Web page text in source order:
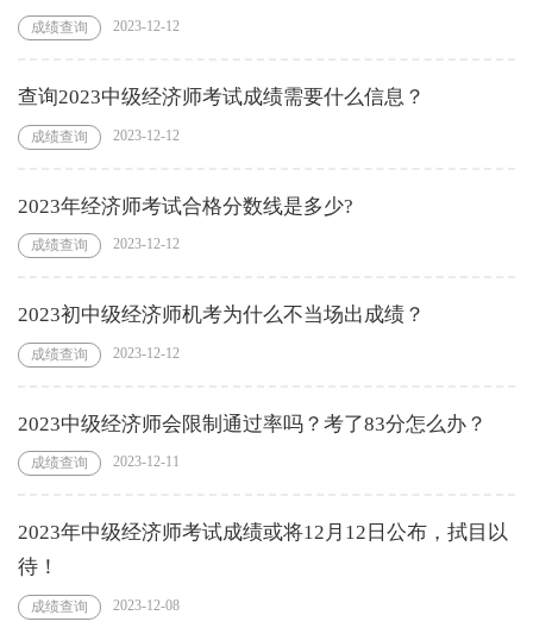
成绩查询 2023-12-12
查询2023中级经济师考试成绩需要什么信息？
成绩查询 2023-12-12
2023年经济师考试合格分数线是多少?
成绩查询 2023-12-12
2023初中级经济师机考为什么不当场出成绩？
成绩查询 2023-12-12
2023中级经济师会限制通过率吗？考了83分怎么办？
成绩查询 2023-12-11
2023年中级经济师考试成绩或将12月12日公布，拭目以
待！
成绩查询 2023-12-08